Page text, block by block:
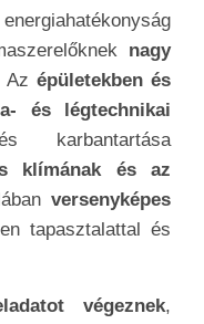
nagy
Az épületekben és
és légtechnikai
klímának és az
versenyképes
tapasztalattal és
végeznek,